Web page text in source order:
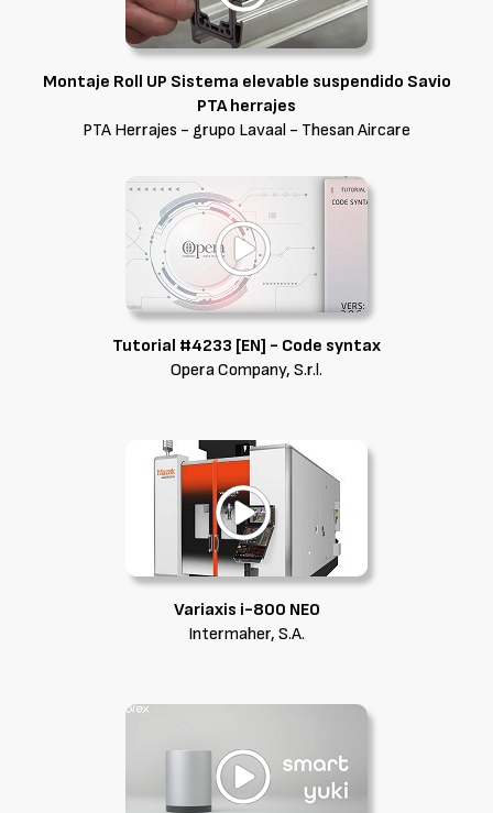
Montaje Roll UP Sistema elevable suspendido Savio
PTA herrajes
PTA Herrajes - grupo Lavaal - Thesan Aircare
Tutorial #4233 [EN] - Code syntax
Opera Company, S.r.l.
Variaxis i-800 NEO
Intermaher, S.A.